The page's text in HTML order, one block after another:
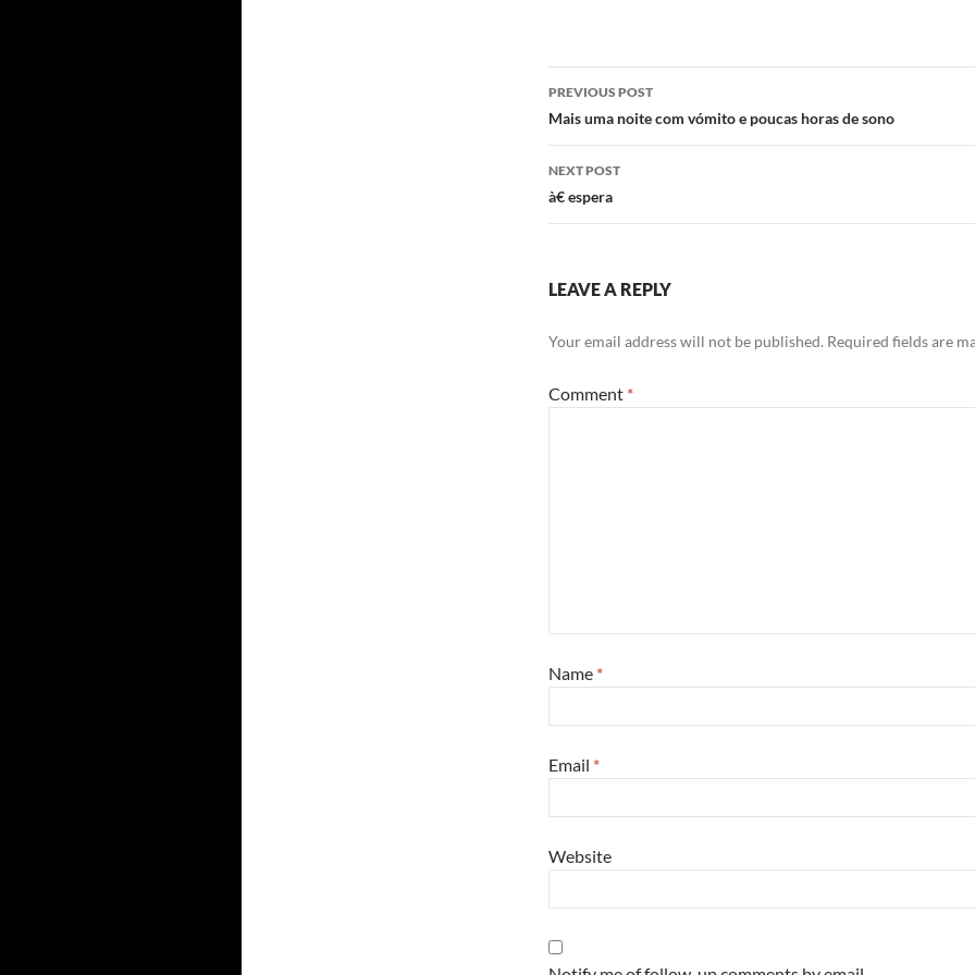
Post
navigation
PREVIOUS POST
Mais uma noite com vómito e poucas horas de sono
NEXT POST
à€ espera
LEAVE A REPLY
Your email address will not be published. Required fields are
Comment *
Name *
Email *
Website